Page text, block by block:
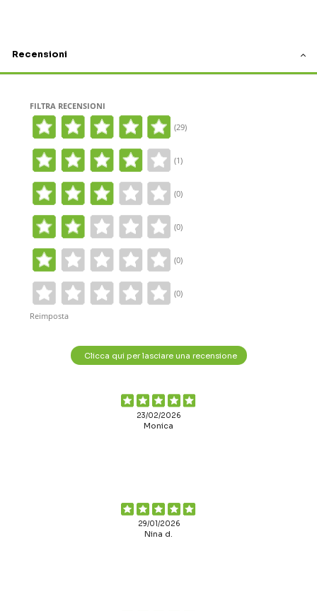
Recensioni
FILTRA RECENSIONI
(29)
(1)
(0)
(0)
(0)
(0)
Reimposta
Clicca qui per lasciare una recensione
23/02/2026
Monica
29/01/2026
Nina d.